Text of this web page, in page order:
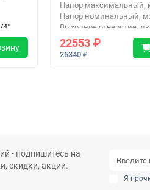
4"
Напор максимальный,
Напор номинальный, м:
Выходное отверстие,
Тип подключения:
22553 ₽
25340 ₽
- подпишитесь на
скидки, акции.
Я